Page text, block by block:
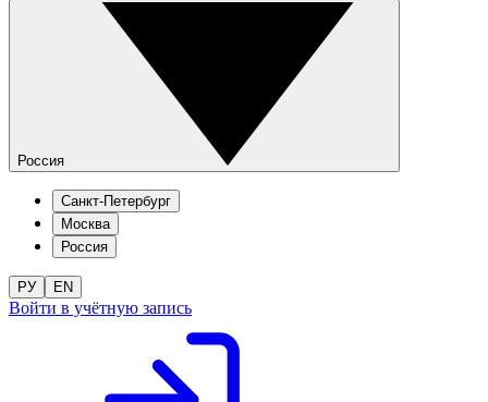
Россия
Санкт-Петербург
Москва
Россия
РУ EN
Войти в учётную запись